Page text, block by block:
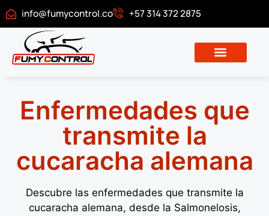
info@fumycontrol.co +57 314 372 2875
Enfermedades que
transmite la
cucaracha alemana
Descubre las enfermedades que transmite la
cucaracha alemana, desde la Salmonelosis,